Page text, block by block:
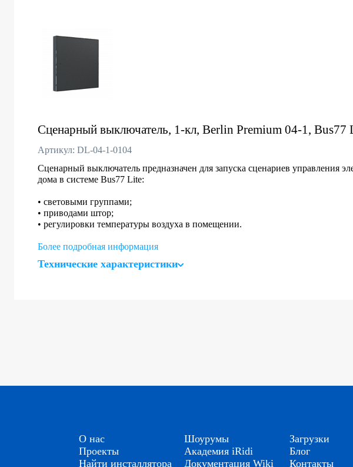
Сценарный выключатель, 1-кл, Berlin Premium 04-1, Bus77
Артикул: DL-04-1-0104
Сценарный выключатель предназначен для запуска сценариев управления
дома в системе Bus77 Lite:
• световыми группами;
• приводами штор;
• регулировки температуры воздуха в помещении.
Более подробная информация
Технические характеристики
О нас
Проекты
Найти инсталлятора
Шоурумы
Академия iRidi
Документация Wiki
Загрузки
Блог
Контакты